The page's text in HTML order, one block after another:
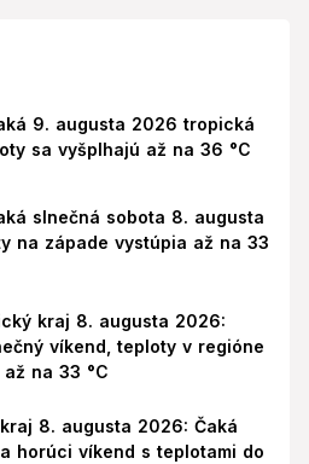
9. augusta 2026 tropická
sa vyšplhajú až na 36 °C
slnečná sobota 8. augusta
na západe vystúpia až na 33
kraj 8. augusta 2026:
víkend, teploty v regióne
na 33 °C
8. augusta 2026: Čaká
horúci víkend s teplotami do